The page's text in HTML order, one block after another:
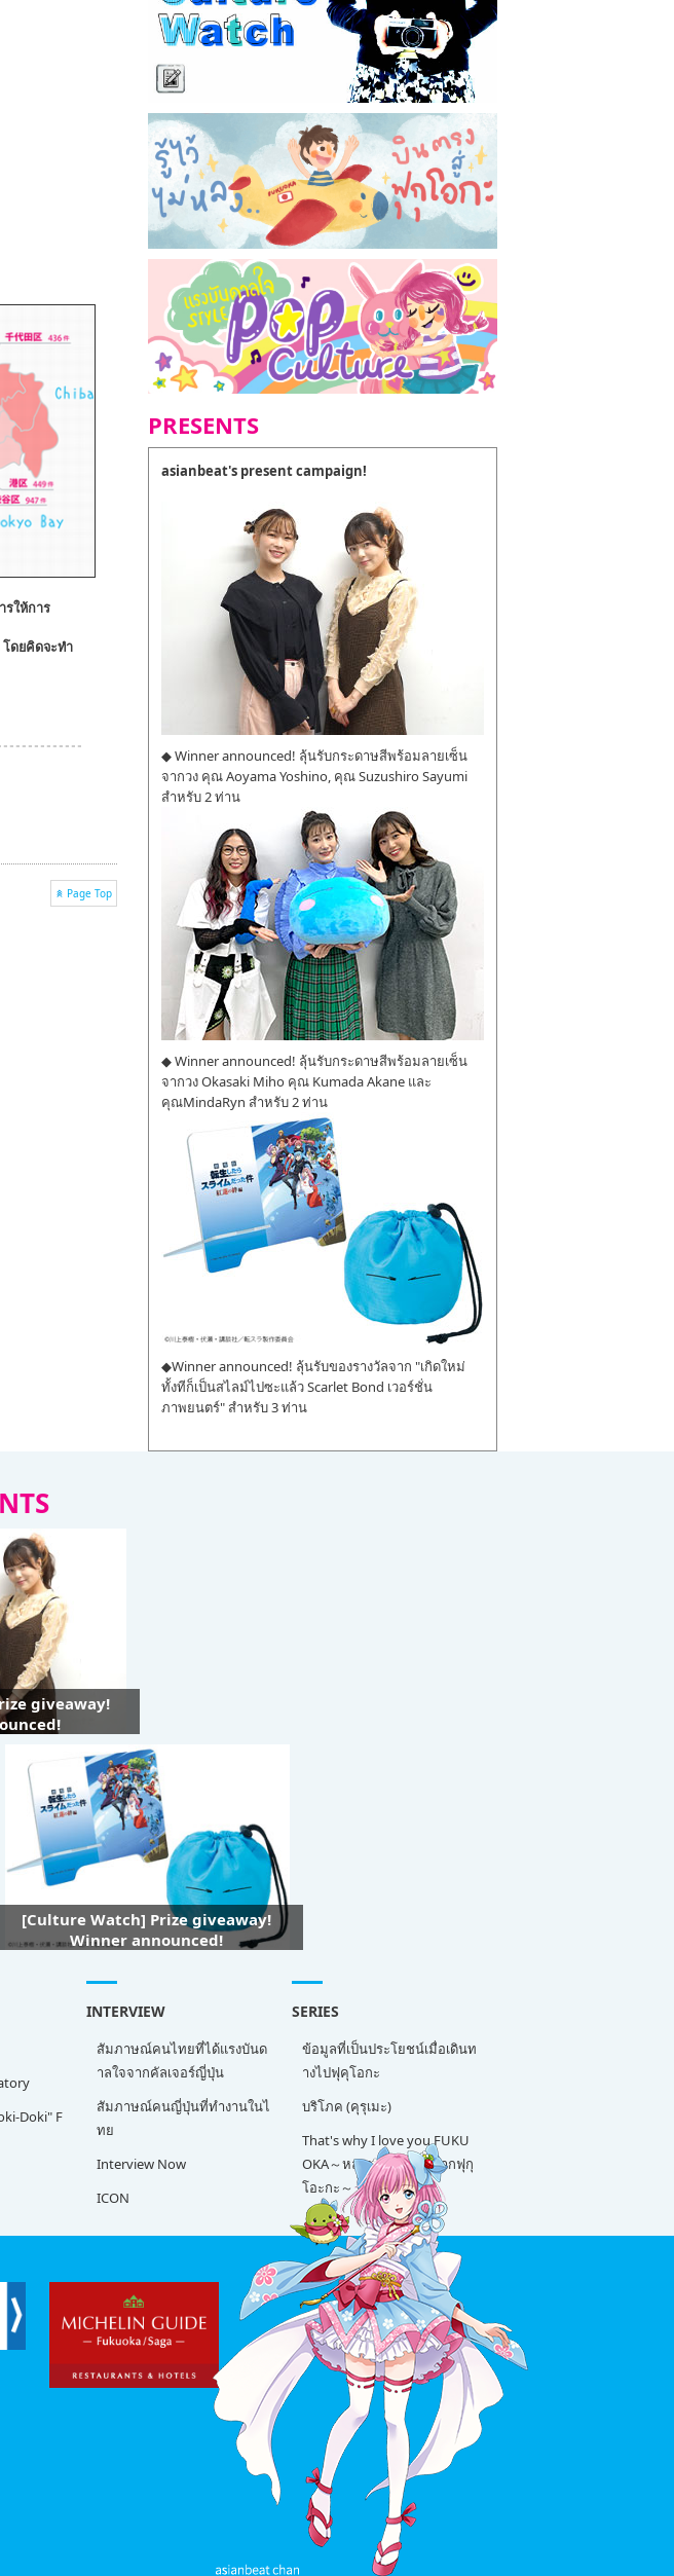
รให้การ
ดยคิดจะทำ
Page Top
PRESENTS
asianbeat's present campaign!
◆ Winner announced! ลุ้นรับกระดาษสีพร้อมลายเซ็น
จากวง คุณ Aoyama Yoshino, คุณ Suzushiro Sayumi
สำหรับ 2 ท่าน
◆ Winner announced! ลุ้นรับกระดาษสีพร้อมลายเซ็น
จากวง Okasaki Miho คุณ Kumada Akane และ
คุณMindaRyn สำหรับ 2 ท่าน
◆Winner announced! ลุ้นรับของรางวัลจาก "เกิดใหม่
ทั้งทีก็เป็นสไลม์ไปซะแล้ว Scarlet Bond เวอร์ชั่น
ภาพยนตร์" สำหรับ 3 ท่าน
giveaway!
[Culture Watch] Prize giveaway!
Winner announced!
Doki" F
INTERVIEW
สัมภาษณ์คนไทยที่ได้แรงบันด
าลใจจากคัลเจอร์ญี่ปุ่น
สัมภาษณ์คนญี่ปุ่นที่ทำงานในไ
ทย
Interview Now
ICON
SERIES
ข้อมูลที่เป็นประโยชน์เมื่อเดินท
างไปฟุคุโอกะ
บริโภค (คุรุเมะ)
That's why I love you FUKU
OKA～หลายเรื่องน่ารักจากฟุกุ
โอะกะ～